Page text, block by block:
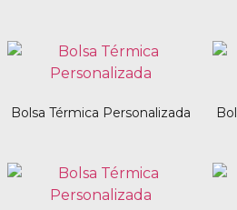
Bolsa Térmica Personalizada